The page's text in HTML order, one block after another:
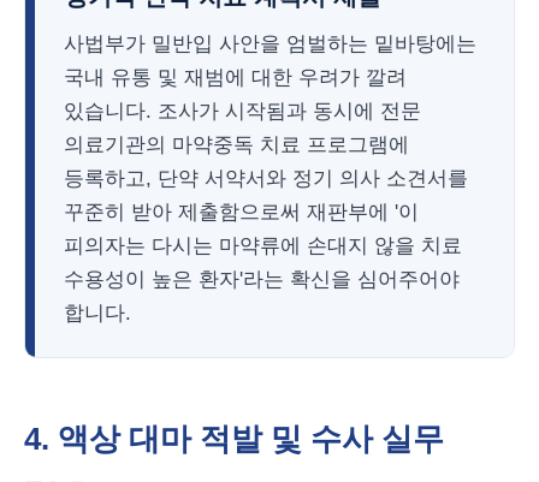
사법부가 밀반입 사안을 엄벌하는 밑바탕에는
국내 유통 및 재범에 대한 우려가 깔려
있습니다. 조사가 시작됨과 동시에 전문
의료기관의 마약중독 치료 프로그램에
등록하고, 단약 서약서와 정기 의사 소견서를
꾸준히 받아 제출함으로써 재판부에 '이
피의자는 다시는 마약류에 손대지 않을 치료
수용성이 높은 환자'라는 확신을 심어주어야
합니다.
4. 액상 대마 적발 및 수사 실무